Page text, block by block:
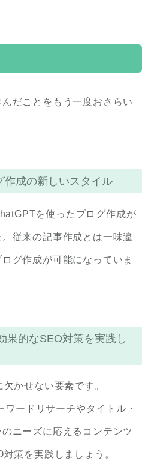
だことをもう一度おさらい
作成の新しいスタイル
を使ったブログ作成が
従来の記事作成とは一味違
グ作成が可能になっていま
果的なSEO対策を実践し
かせない要素です。
ードリサーチやタイトル・
ニーズに応えるコンテンツ
策を実践しましょう。